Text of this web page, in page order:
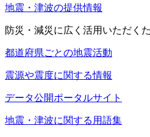
地震・津波の提供情報
防災・減災に広く活用いただく
都道府県ごとの地震活動
震源や震度に関する情報
データ公開ポータルサイト
地震・津波に関する用語集